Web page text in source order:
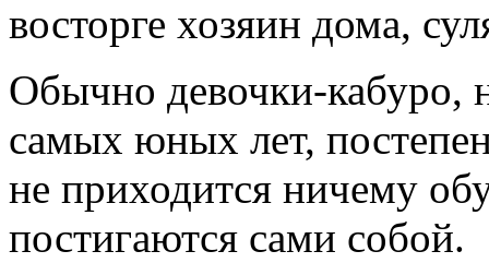
восторге хозяин дома,
Обычно девочки-кабуро,
самых юных лет,
не приходится ничему
постигаются сами собой.